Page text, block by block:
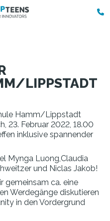
LIPPSTADT
Hamm/Lippstadt
23. Februar 2022, 18.00
inklusive spannender
Mynga Luong,Claudia
und Niclas Jakob!
gemeinsam ca. eine
Werdegänge diskutieren
in den Vordergrund